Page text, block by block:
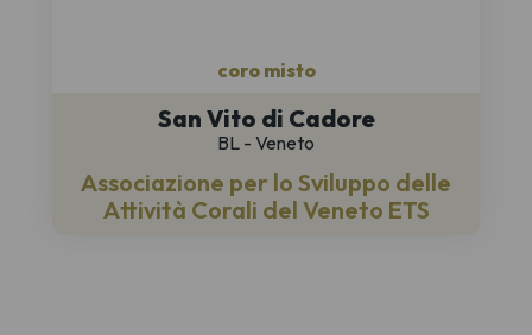
coro misto
San Vito di Cadore
BL - Veneto
Associazione per lo Sviluppo delle
Attività Corali del Veneto ETS